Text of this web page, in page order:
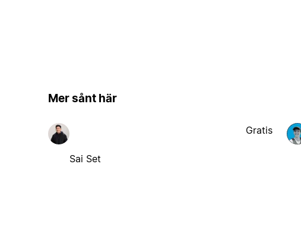
Mer sånt här
Sai Set
Gratis